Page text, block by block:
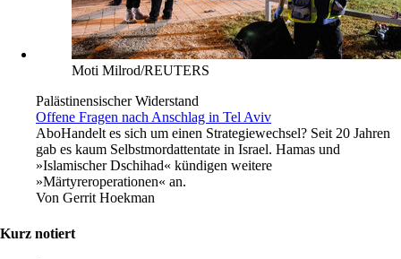
Moti Milrod/REUTERS
Palästinensischer Widerstand
Offene Fragen nach Anschlag in Tel Aviv
AboHandelt es sich um einen Strategiewechsel? Seit 20 Jahren
gab es kaum Selbstmordattentate in Israel. Hamas und
»Islamischer Dschihad« kündigen weitere
»Märtyreroperationen« an.
Von Gerrit Hoekman
Kurz notiert